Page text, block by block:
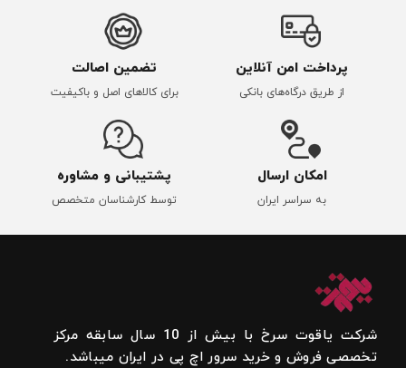
پرداخت امن آنلاین
از طریق درگاه‌های بانکی
تضمین اصالت
برای کالاهای اصل و باکیفیت
امکان ارسال
به سراسر ایران
پشتیبانی و مشاوره
توسط کارشناسان متخصص
شرکت یاقوت سرخ با بیش از 10 سال سابقه مرکز
تخصصی فروش و خرید سرور اچ پی در ایران میباشد.